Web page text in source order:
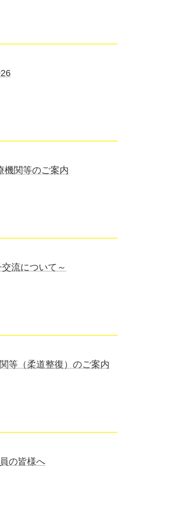
機関等のご案内
流について～
等（柔道整復）のご案内
の皆様へ